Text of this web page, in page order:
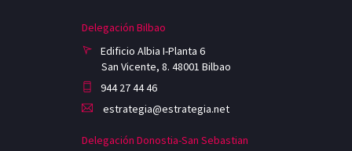
Delegación Bilbao
Edificio Albia I-Planta 6
San Vicente, 8. 48001 Bilbao
944 27 44 46
estrategia@estrategia.net
Delegación Donostia-San Sebastian